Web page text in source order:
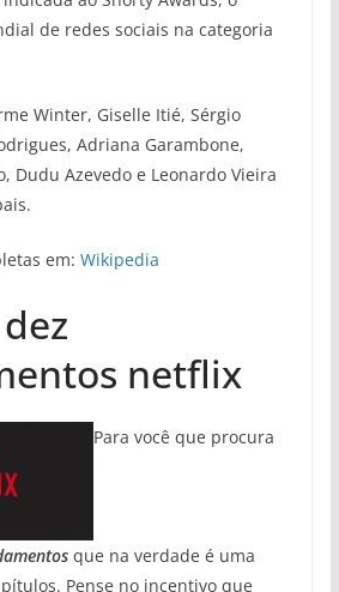
de redes sociais na categoria
Winter, Giselle Itié, Sérgio
Adriana Garambone,
Dudu Azevedo e Leonardo Vieira
em: Wikipedia
netflix
Para você que procura
que na verdade é uma
Pense no incentivo que